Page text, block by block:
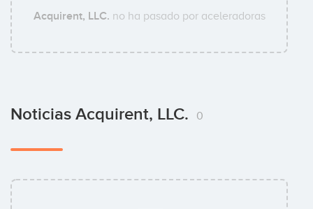
Acquirent, LLC. no ha pasado por aceleradoras
Noticias Acquirent, LLC. 0